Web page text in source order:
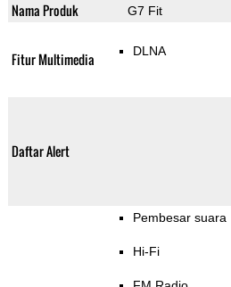
Nama Produk G7 Fit
Fitur Multimedia DLNA
Daftar Alert
Pembesar suara
Hi-Fi